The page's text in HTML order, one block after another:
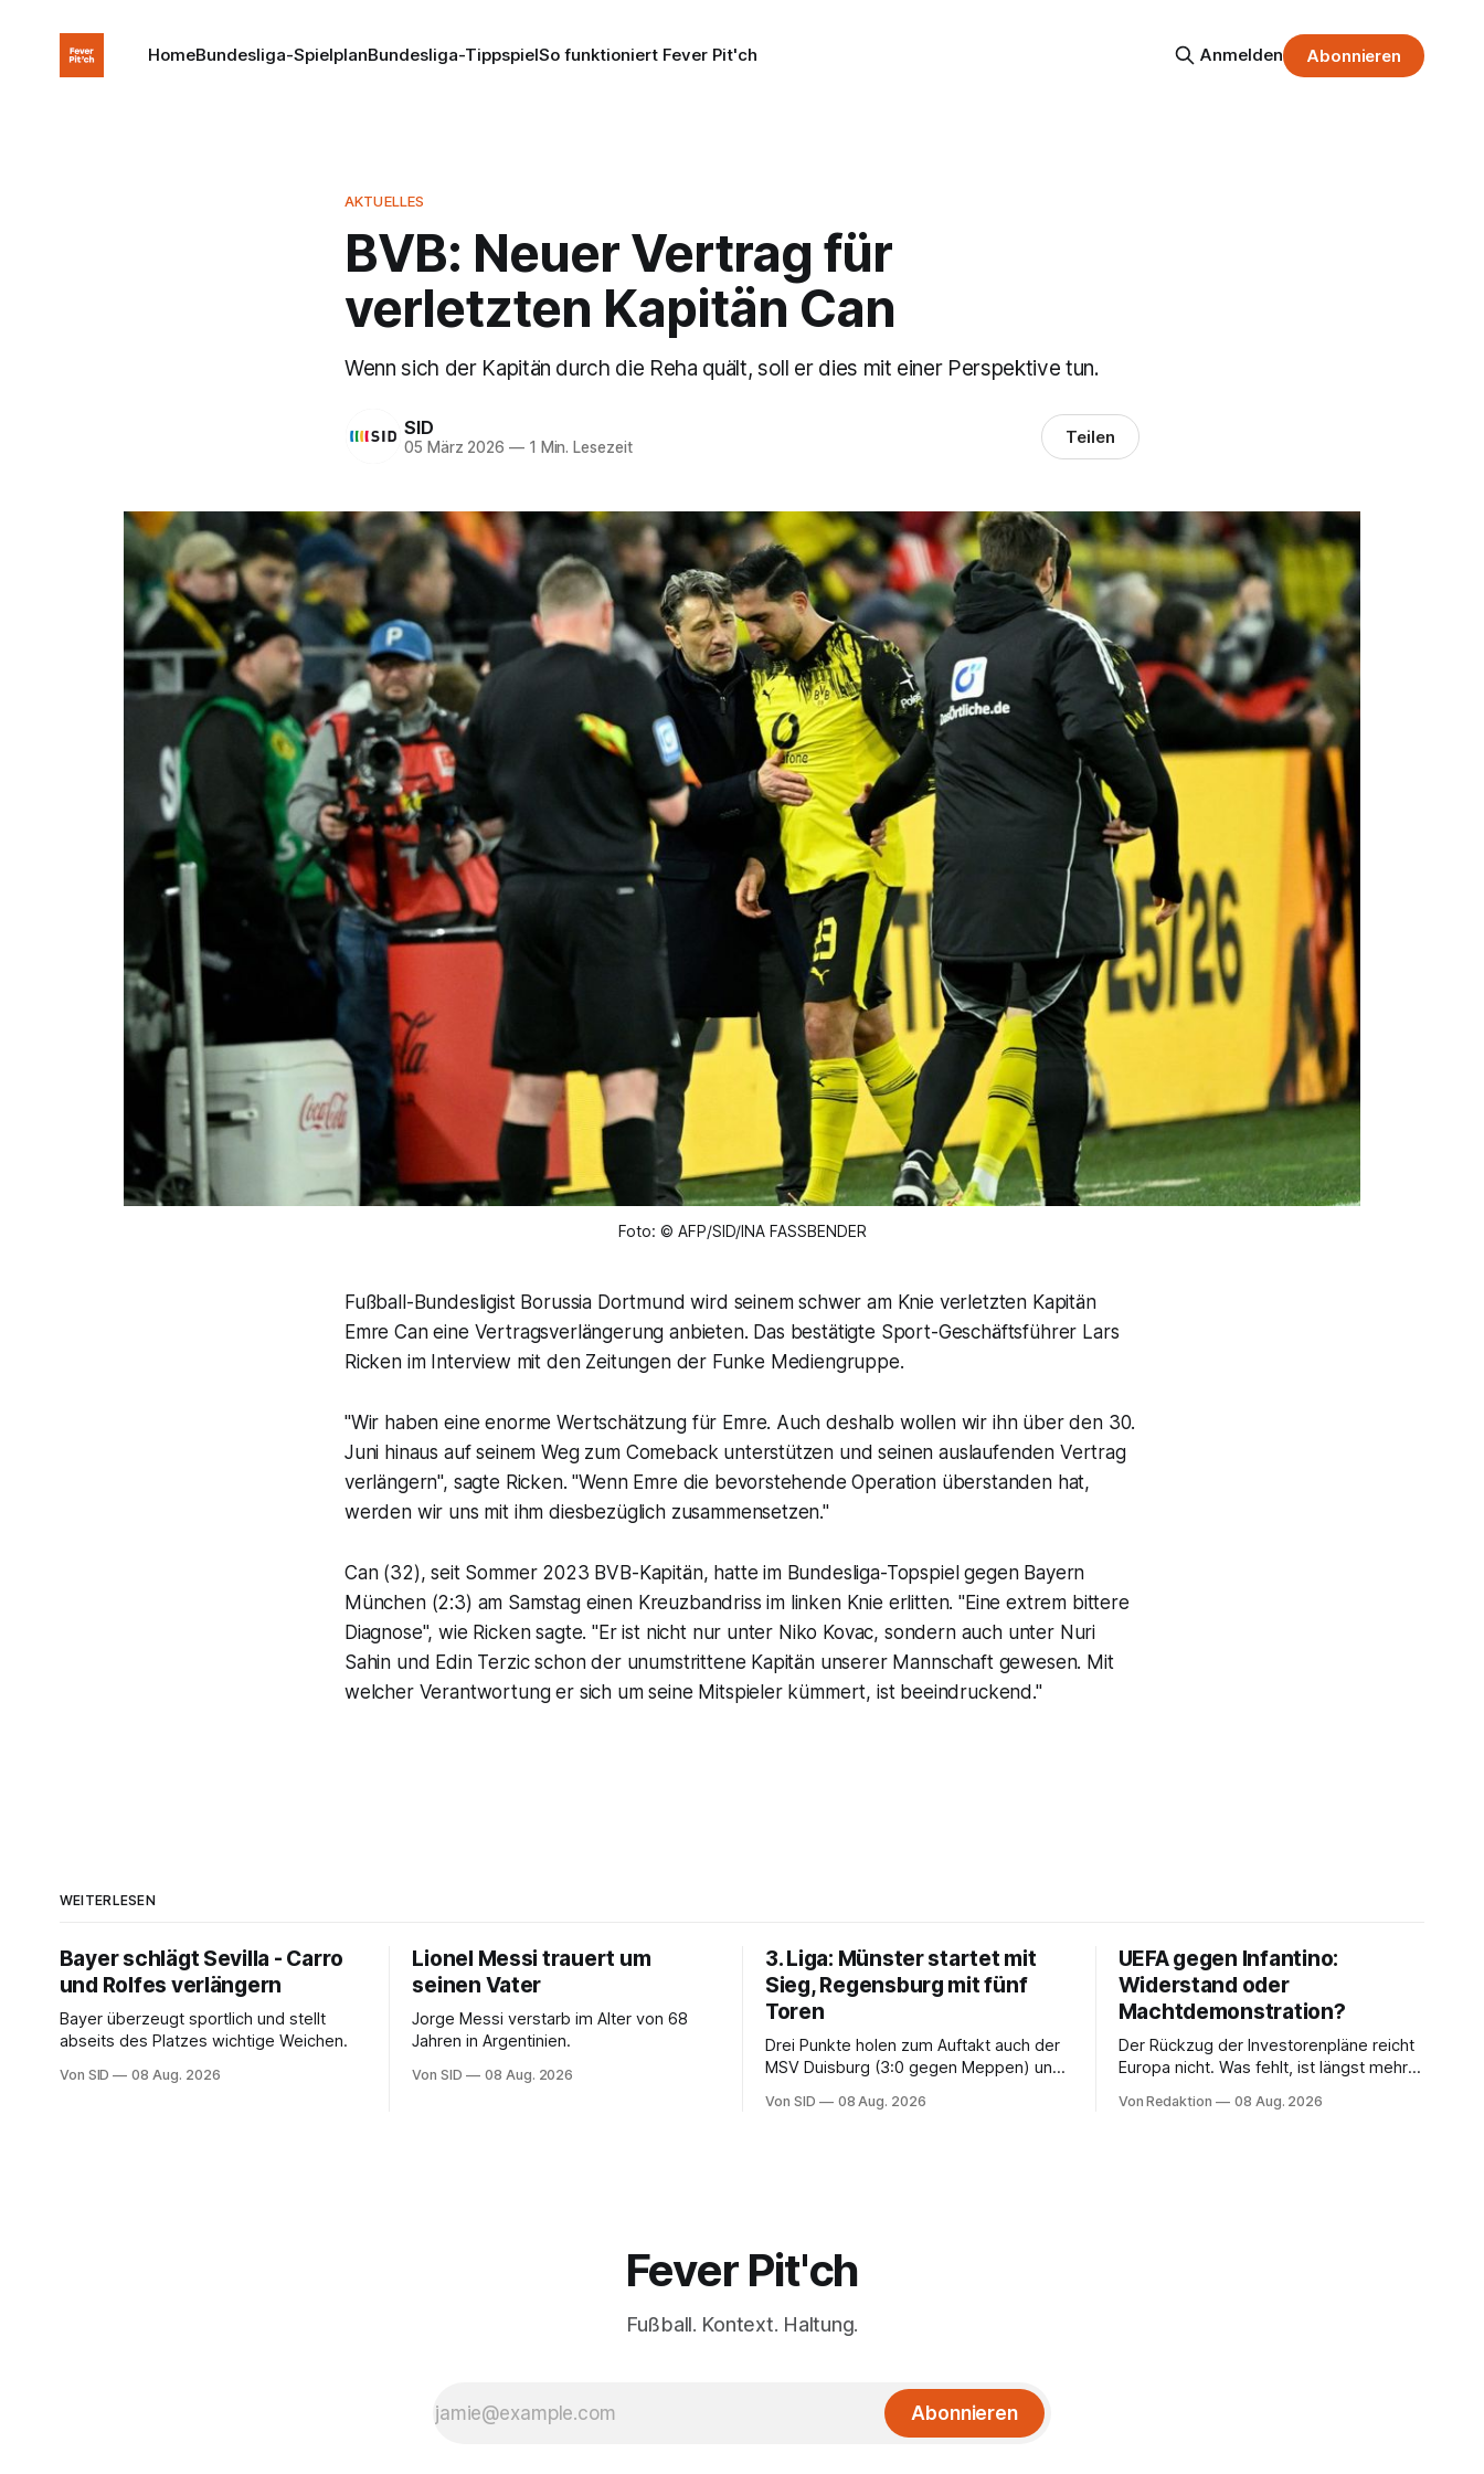
HomeBundesliga-SpielplanBundesliga-TippspielSo funktioniert Fever Pit'ch Anmelden Abonnieren
AKTUELLES
BVB: Neuer Vertrag für
verletzten Kapitän Can
Wenn sich der Kapitän durch die Reha quält, soll er dies mit einer Perspektive tun.
SID
05 März 2026 —1 Min. Lesezeit Teilen
Foto: © AFP/SID/INA FASSBENDER
Fußball-Bundesligist Borussia Dortmund wird seinem schwer am Knie verletzten Kapitän
Emre Can eine Vertragsverlängerung anbieten. Das bestätigte Sport-Geschäftsführer Lars
Ricken im Interview mit den Zeitungen der Funke Mediengruppe.
"Wir haben eine enorme Wertschätzung für Emre. Auch deshalb wollen wir ihn über den 30.
Juni hinaus auf seinem Weg zum Comeback unterstützen und seinen auslaufenden Vertrag
verlängern", sagte Ricken. "Wenn Emre die bevorstehende Operation überstanden hat,
werden wir uns mit ihm diesbezüglich zusammensetzen."
Can (32), seit Sommer 2023 BVB-Kapitän, hatte im Bundesliga-Topspiel gegen Bayern
München (2:3) am Samstag einen Kreuzbandriss im linken Knie erlitten. "Eine extrem bittere
Diagnose", wie Ricken sagte. "Er ist nicht nur unter Niko Kovac, sondern auch unter Nuri
Sahin und Edin Terzic schon der unumstrittene Kapitän unserer Mannschaft gewesen. Mit
welcher Verantwortung er sich um seine Mitspieler kümmert, ist beeindruckend."
WEITERLESEN
Bayer schlägt Sevilla - Carro
und Rolfes verlängern
Bayer überzeugt sportlich und stellt
abseits des Platzes wichtige Weichen.
Von SID 08 Aug. 2026
Lionel Messi trauert um
seinen Vater
Jorge Messi verstarb im Alter von 68
Jahren in Argentinien.
Von SID 08 Aug. 2026
3. Liga: Münster startet mit
Sieg, Regensburg mit fünf
Toren
Drei Punkte holen zum Auftakt auch der
MSV Duisburg (3:0 gegen Meppen) und
Von SID 08 Aug. 2026
UEFA gegen Infantino:
Widerstand oder
Machtdemonstration?
Der Rückzug der Investorenpläne reicht
Europa nicht. Was fehlt, ist längst mehr
einzelnen Mannes
Von Redaktion 08 Aug. 2026
Fever Pit'ch
Fußball. Kontext. Haltung.
Abonnieren